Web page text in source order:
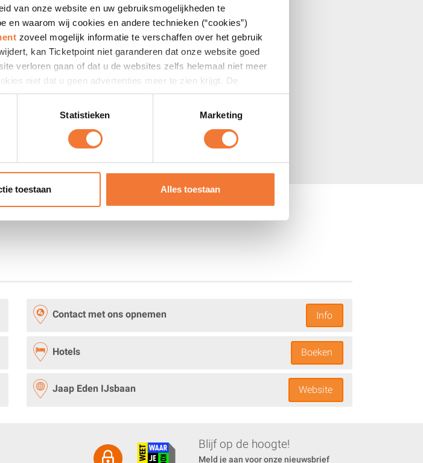
van onze website en uw gebruiksmogelijkheden te
en waarom wij cookies en andere technieken (“cookies”)
zoveel mogelijk informatie te verschaffen over het gebruik
kan Ticketpoint niet garanderen dat onze website goed
verloren gaan of dat u de websites zelfs helemaal niet meer
niet dat u geen advertenties meer te zien krijgt. De
interesses.
Statistieken Marketing
toestaan Alles toestaan
inJaap Eden baan Amsterdam
Contact met ons opnemen Info
Hotels Boeken
Jaap Eden IJsbaan Website
Blijf op de hoogte!
Meld je aan voor onze nieuwsbrief